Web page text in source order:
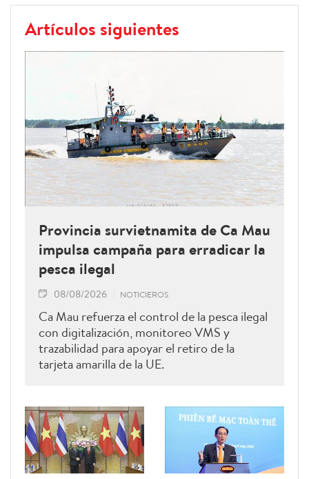
Artículos siguientes
Provincia survietnamita de Ca Mau
impulsa campaña para erradicar la
pesca ilegal
08/08/2026 NOTICIEROS
Ca Mau refuerza el control de la pesca ilegal
con digitalización, monitoreo VMS y
trazabilidad para apoyar el retiro de la
tarjeta amarilla de la UE.